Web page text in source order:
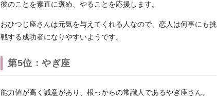
彼のことを素直に褒め、やることを応援します。
おひつじ座さんは元気を与えてくれる人なので、恋人は何事にも挑
戦する成功者になりやすいようです。
第5位：やぎ座
能力値が高く誠意があり、根っからの常識人であるやぎ座さん。